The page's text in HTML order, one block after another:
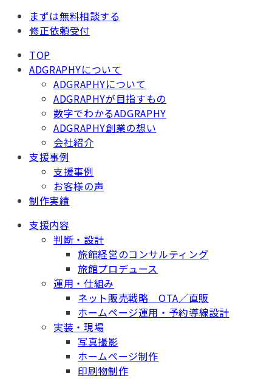
まずは無料相談する
修正依頼受付
TOP
ADGRAPHYについて
ADGRAPHYについて
ADGRAPHYが目指すもの
数字でわかるADGRAPHY
ADGRAPHY創業の想い
会社紹介
支援事例
支援事例
お客様の声
制作実績
支援内容
判断・設計
旅館経営のコンサルティング
旅館プロデュース
運用・仕組み
ネット販売戦略 OTA／直販
ホームページ運用・予約導線設計
実装・現場
写真撮影
ホームページ制作
印刷物制作